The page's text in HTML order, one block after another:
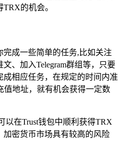
的机会。
成一些简单的任务,比如关注
、加入Telegram群组等，只要
相应任务，在规定的时间内准
值地址，就有机会获得一定数
以在Trust钱包中顺利获得TRX
密货币市场具有较高的风险